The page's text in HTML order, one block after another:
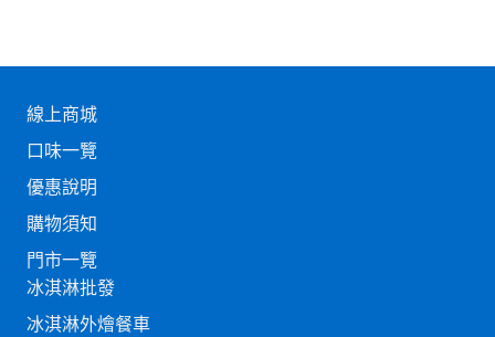
線上商城
口味一覽
優惠說明
購物須知
門市一覽
冰淇淋批發
冰淇淋外燴餐車